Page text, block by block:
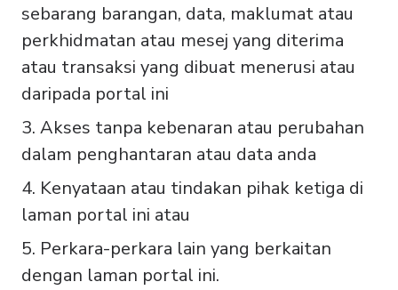
sebarang barangan, data, maklumat atau
perkhidmatan atau mesej yang diterima
atau transaksi yang dibuat menerusi atau
daripada portal ini
Akses tanpa kebenaran atau perubahan
dalam penghantaran atau data anda
Kenyataan atau tindakan pihak ketiga di
laman portal ini atau
Perkara-perkara lain yang berkaitan
dengan laman portal ini.